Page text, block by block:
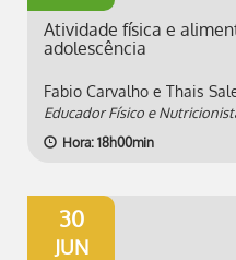
Atividade física e
adolescência
Fabio Carvalho e Thais
Educador Físico e
Hora: 18h00min
30
JUN